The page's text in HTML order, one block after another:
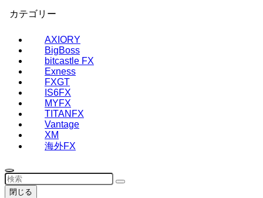
カテゴリー
AXIORY
BigBoss
bitcastle FX
Exness
FXGT
IS6FX
MYFX
TITANFX
Vantage
XM
海外FX
閉じる